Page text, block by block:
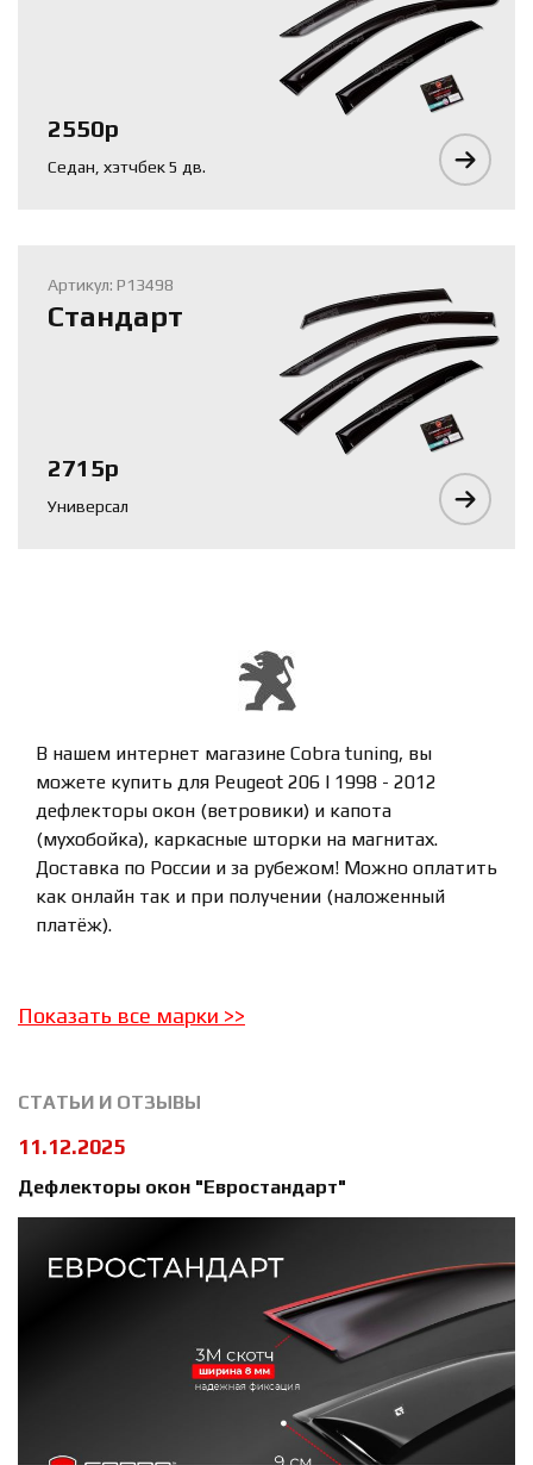
2550р
Седан, хэтчбек 5 дв.
Артикул: P13498
Стандарт
2715р
Универсал
В нашем интернет магазине Cobra tuning, вы
можете купить для Peugeot 206 I 1998 - 2012
дефлекторы окон (ветровики) и капота
(мухобойка), каркасные шторки на магнитах.
Доставка по России и за рубежом! Можно оплатить
как онлайн так и при получении (наложенный
платёж).
Показать все марки >>
СТАТЬИ И ОТЗЫВЫ
11.12.2025
Дефлекторы окон "Евростандарт"